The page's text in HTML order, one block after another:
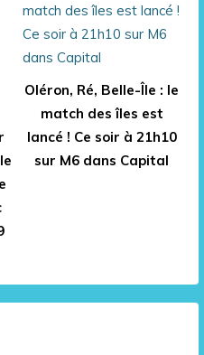
Oléron, Ré, Belle-Île : le
match des îles est
lancé ! Ce soir à 21h10
sur M6 dans Capital